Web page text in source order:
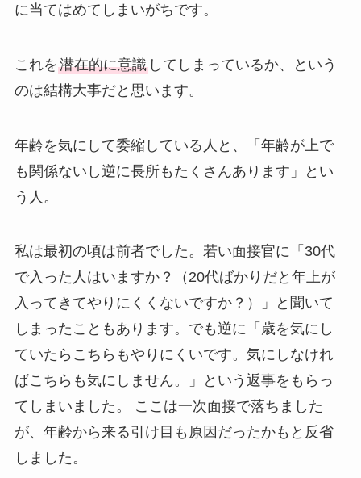
に当てはめてしまいがちです。
これを潜在的に意識してしまっているか、という
のは結構大事だと思います。
年齢を気にして委縮している人と、「年齢が上で
も関係ないし逆に長所もたくさんあります」とい
う人。
私は最初の頃は前者でした。若い面接官に「30代
で入った人はいますか？（20代ばかりだと年上が
入ってきてやりにくくないですか？）」と聞いて
しまったこともあります。でも逆に「歳を気にし
ていたらこちらもやりにくいです。気にしなけれ
ばこちらも気にしません。」という返事をもらっ
てしまいました。 ここは一次面接で落ちました
が、年齢から来る引け目も原因だったかもと反省
しました。